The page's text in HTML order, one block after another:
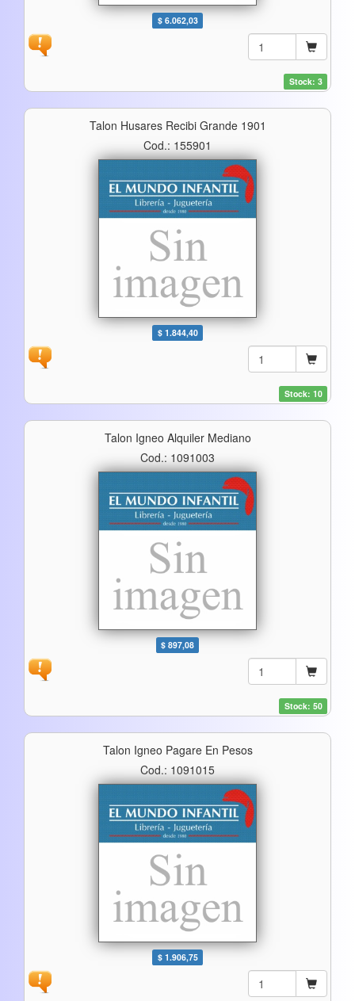
$ 6.062,03
Stock: 3
Talon Husares Recibi Grande 1901
Cod.: 155901
$ 1.844,40
Stock: 10
Talon Igneo Alquiler Mediano
Cod.: 1091003
$ 897,08
Stock: 50
Talon Igneo Pagare En Pesos
Cod.: 1091015
$ 1.906,75